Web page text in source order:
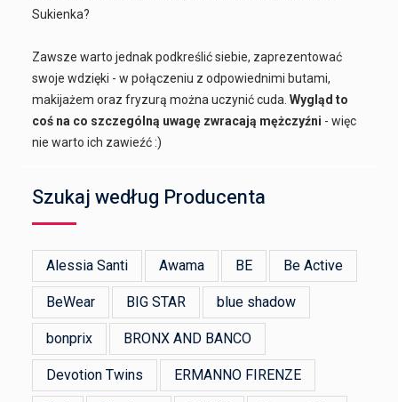
Sukienka?
Zawsze warto jednak podkreślić siebie, zaprezentować
swoje wdzięki - w połączeniu z odpowiednimi butami,
makijażem oraz fryzurą można uczynić cuda.Wygląd to
coś na co szczególną uwagę zwracają mężczyźni - więc
nie warto ich zawieźć :)
Szukaj według Producenta
Alessia Santi Awama BE Be Active
BeWear BIG STAR blue shadow
bonprix BRONX AND BANCO
Devotion Twins ERMANNO FIRENZE